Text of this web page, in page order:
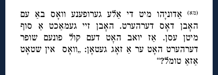
(מא)
אַדוניָהו מיט די אַלע גערופענע וואָס באַ עם
האָבן דאָס דערהערט. האָבן זיי געמאַכט אַ סוף
מיטן עסן. אַז יואב האָט דעם קול פונעם שופר
דערהערט האָט ער אַ זאָג געטאָן: „וואָס אין שטאָט
אַזאַ טומל?“